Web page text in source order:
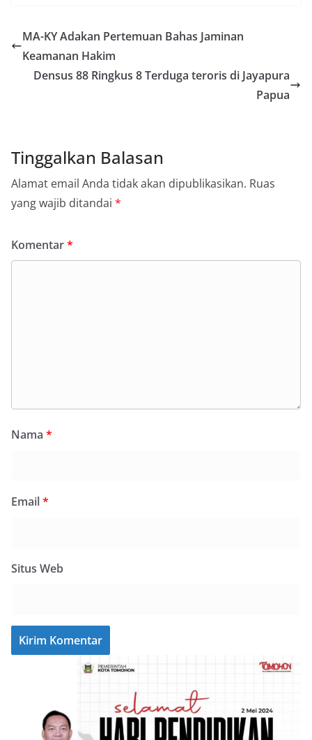
MA-KY Adakan Pertemuan Bahas Jaminan
Keamanan Hakim
Densus 88 Ringkus 8 Terduga teroris di Jayapura
Papua
Tinggalkan Balasan
Alamat email Anda tidak akan dipublikasikan. Ruas
yang wajib ditandai *
Komentar*
Nama *
Email*
Situs Web